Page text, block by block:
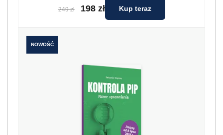
249 zł 198 zł Kup teraz
NOWOŚĆ